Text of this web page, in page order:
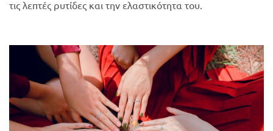
τις λεπτές ρυτίδες και την ελαστικότητα του.